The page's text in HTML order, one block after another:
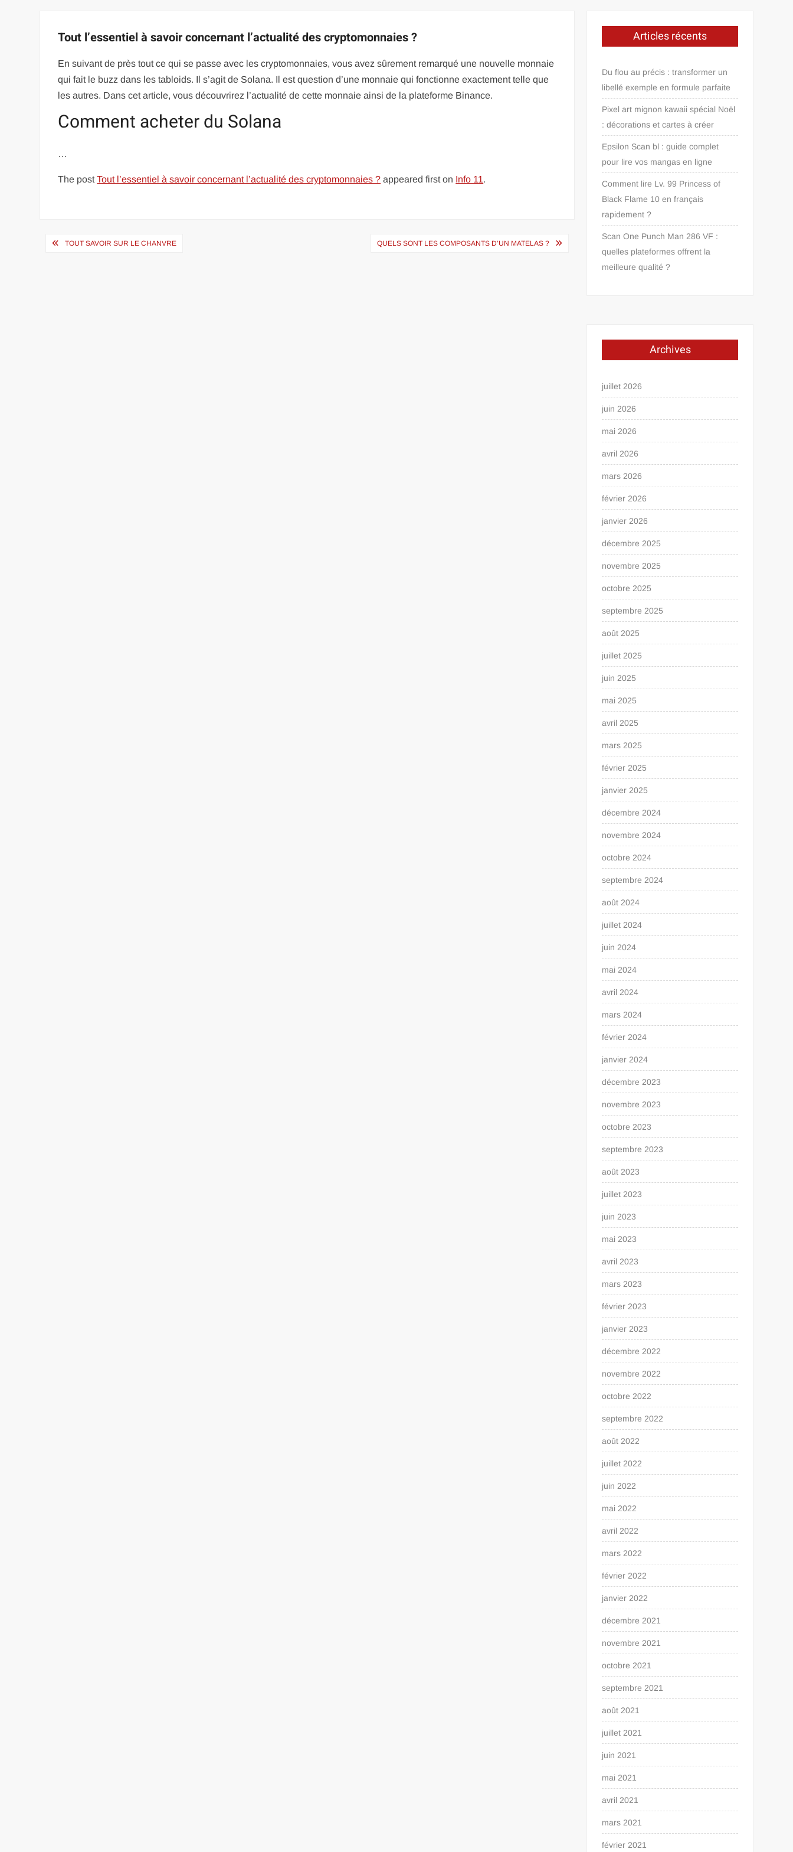
Tout l’essentiel à savoir concernant l’actualité des cryptomonnaies ?
En suivant de près tout ce qui se passe avec les cryptomonnaies, vous avez sûrement remarqué une nouvelle monnaie
qui fait le buzz dans les tabloids. Il s’agit de Solana. Il est question d’une monnaie qui fonctionne exactement telle que
les autres. Dans cet article, vous découvrirez l’actualité de cette monnaie ainsi de la plateforme Binance.
Comment acheter du Solana
…
The postTout l’essentiel à savoir concernant l’actualité des cryptomonnaies ? appeared first on Info 11.
Navigation
TOUT SAVOIR SUR LE CHANVRE QUELS SONT LES COMPOSANTS D’UN MATELAS ?
Articles récents
Du flou au précis : transformer un
libellé exemple en formule parfaite
Pixel art mignon kawaii spécial Noël
: décorations et cartes à créer
Epsilon Scan bl : guide complet
pour lire vos mangas en ligne
Comment lire Lv. 99 Princess of
Black Flame 10 en français
rapidement ?
Scan One Punch Man 286 VF :
quelles plateformes offrent la
meilleure qualité ?
Archives
juillet 2026
juin 2026
mai 2026
avril 2026
mars 2026
février 2026
janvier 2026
décembre 2025
novembre 2025
octobre 2025
septembre 2025
août 2025
juillet 2025
juin 2025
mai 2025
avril 2025
mars 2025
février 2025
janvier 2025
décembre 2024
novembre 2024
octobre 2024
septembre 2024
août 2024
juillet 2024
juin 2024
mai 2024
avril 2024
mars 2024
février 2024
janvier 2024
décembre 2023
novembre 2023
octobre 2023
septembre 2023
août 2023
juillet 2023
juin 2023
mai 2023
avril 2023
mars 2023
février 2023
janvier 2023
décembre 2022
novembre 2022
octobre 2022
septembre 2022
août 2022
juillet 2022
juin 2022
mai 2022
avril 2022
mars 2022
février 2022
janvier 2022
décembre 2021
novembre 2021
octobre 2021
septembre 2021
août 2021
juillet 2021
juin 2021
mai 2021
avril 2021
mars 2021
février 2021